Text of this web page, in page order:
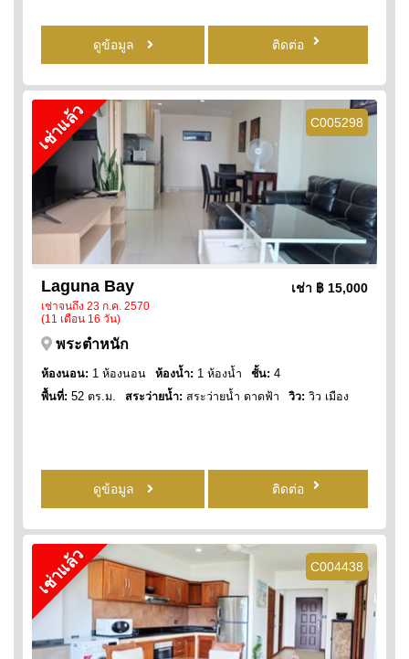
ดูข้อมูล ติดต่อ
C005298
เช่าแล้ว
Laguna Bay
เช่าจนถึง 23 ก.ค. 2570
(11 เดือน 16 วัน)
เช่า ฿ 15,000
พระตำหนัก
ห้องนอน: 1 ห้องนอน ห้องน้ำ: 1 ห้องน้ำ ชั้น: 4
พื้นที่: 52 ตร.ม. สระว่ายน้ำ: สระว่ายน้ำ ดาดฟ้า วิว: วิว เมือง
ดูข้อมูล ติดต่อ
C004438
เช่าแล้ว